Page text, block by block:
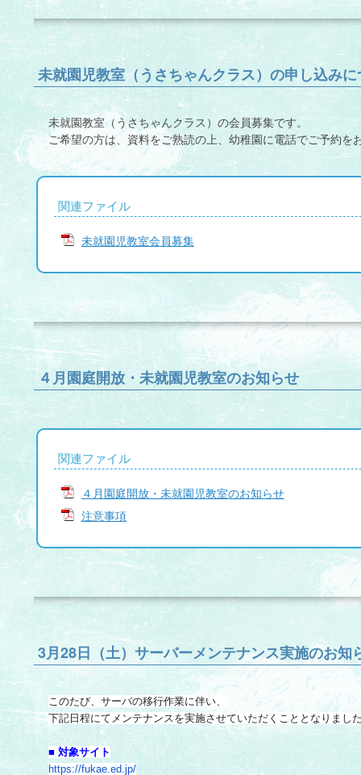
未就園児教室（うさちゃんクラス）の申し込み
未就園教室（うさちゃんクラス）の会員募集です。
ご希望の方は、資料をご熟読の上、幼稚園に電話でご予約を
関連ファイル
未就園児教室会員募集
４月園庭開放・未就園児教室のお知らせ
関連ファイル
４月園庭開放・未就園児教室のお知らせ
注意事項
3月28日（土）サーバーメンテナンス実施のお知
このたび、サーバの移行作業に伴い、
下記日程にてメンテナンスを実施させていただくこととなりまし
■ 対象サイト
https://fukae.ed.jp/